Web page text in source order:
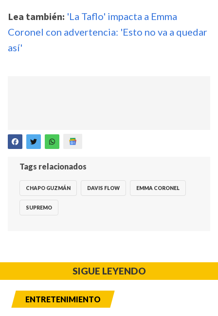
Lea también: 'La Taflo' impacta a Emma
Coronel con advertencia: 'Esto no va a quedar
así'
Tags relacionados
CHAPO GUZMÁN DAVIS FLOW EMMA CORONEL
SUPREMO
SIGUE LEYENDO
ENTRETENIMIENTO